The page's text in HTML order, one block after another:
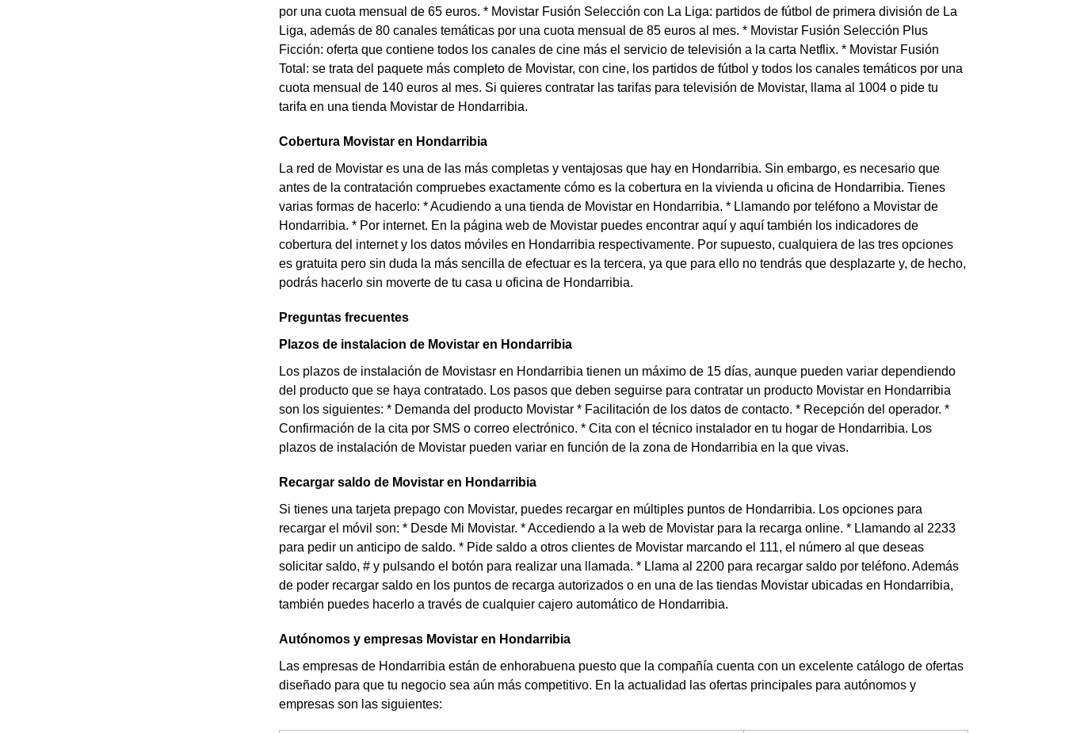
por una cuota mensual de 65 euros. * Movistar Fusión Selección con La Liga: partidos de fútbol de primera división de La
Liga, además de 80 canales temáticas por una cuota mensual de 85 euros al mes. * Movistar Fusión Selección Plus
Ficción: oferta que contiene todos los canales de cine más el servicio de televisión a la carta Netflix. * Movistar Fusión
Total: se trata del paquete más completo de Movistar, con cine, los partidos de fútbol y todos los canales temáticos por una
cuota mensual de 140 euros al mes. Si quieres contratar las tarifas para televisión de Movistar, llama al 1004 o pide tu
tarifa en una tienda Movistar de Hondarribia.
Cobertura Movistar en Hondarribia
La red de Movistar es una de las más completas y ventajosas que hay en Hondarribia. Sin embargo, es necesario que
antes de la contratación compruebes exactamente cómo es la cobertura en la vivienda u oficina de Hondarribia. Tienes
varias formas de hacerlo: * Acudiendo a una tienda de Movistar en Hondarribia. * Llamando por teléfono a Movistar de
Hondarribia. * Por internet. En la página web de Movistar puedes encontrar aquí y aquí también los indicadores de
cobertura del internet y los datos móviles en Hondarribia respectivamente. Por supuesto, cualquiera de las tres opciones
es gratuita pero sin duda la más sencilla de efectuar es la tercera, ya que para ello no tendrás que desplazarte y, de hecho,
podrás hacerlo sin moverte de tu casa u oficina de Hondarribia.
Preguntas frecuentes
Plazos de instalacion de Movistar en Hondarribia
Los plazos de instalación de Movistasr en Hondarribia tienen un máximo de 15 días, aunque pueden variar dependiendo
del producto que se haya contratado. Los pasos que deben seguirse para contratar un producto Movistar en Hondarribia
son los siguientes: * Demanda del producto Movistar * Facilitación de los datos de contacto. * Recepción del operador. *
Confirmación de la cita por SMS o correo electrónico. * Cita con el técnico instalador en tu hogar de Hondarribia. Los
plazos de instalación de Movistar pueden variar en función de la zona de Hondarribia en la que vivas.
Recargar saldo de Movistar en Hondarribia
Si tienes una tarjeta prepago con Movistar, puedes recargar en múltiples puntos de Hondarribia. Los opciones para
recargar el móvil son: * Desde Mi Movistar. * Accediendo a la web de Movistar para la recarga online. * Llamando al 2233
para pedir un anticipo de saldo. * Pide saldo a otros clientes de Movistar marcando el 111, el número al que deseas
solicitar saldo, # y pulsando el botón para realizar una llamada. * Llama al 2200 para recargar saldo por teléfono. Además
de poder recargar saldo en los puntos de recarga autorizados o en una de las tiendas Movistar ubicadas en Hondarribia,
también puedes hacerlo a través de cualquier cajero automático de Hondarribia.
Autónomos y empresas Movistar en Hondarribia
Las empresas de Hondarribia están de enhorabuena puesto que la compañía cuenta con un excelente catálogo de ofertas
diseñado para que tu negocio sea aún más competitivo. En la actualidad las ofertas principales para autónomos y
empresas son las siguientes: